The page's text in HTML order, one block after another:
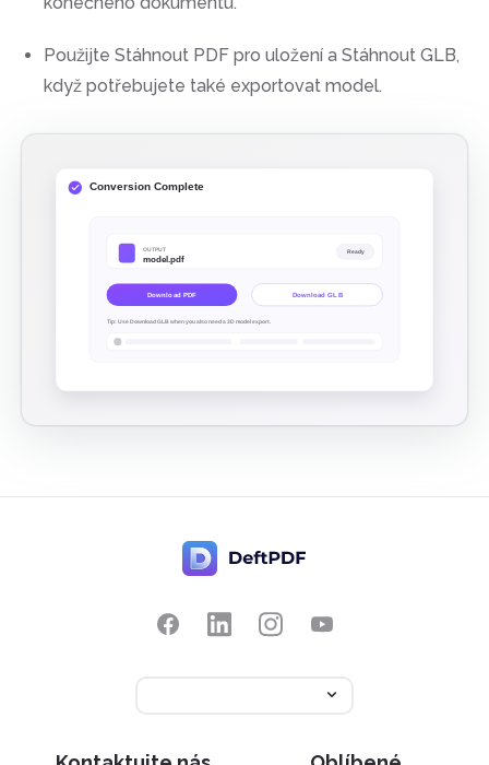
Použijte Stáhnout PDF pro uložení a Stáhnout GLB,
když potřebujete také exportovat model.